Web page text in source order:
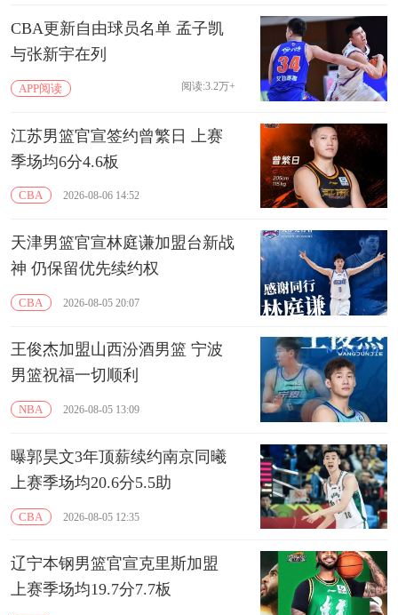
CBA更新自由球员名单 孟子凯
与张新宇在列
APP阅读 阅读:3.2万+
江苏男篮官宣签约曾繁日 上赛
季场均6分4.6板
CBA 2026-08-06 14:52
天津男篮官宣林庭谦加盟台新战
神 仍保留优先续约权
CBA 2026-08-05 20:07
王俊杰加盟山西汾酒男篮 宁波
男篮祝福一切顺利
NBA 2026-08-05 13:09
曝郭昊文3年顶薪续约南京同曦
上赛季场均20.6分5.5助
CBA 2026-08-05 12:35
辽宁本钢男篮官宣克里斯加盟
上赛季场均19.7分7.7板